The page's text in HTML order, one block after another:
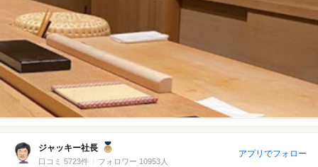
ジャッキー社長
口コミ 5723件 フォロワー 10953人
アプリでフォロー